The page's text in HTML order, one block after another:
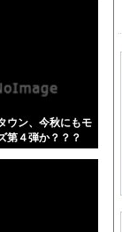
ウン、今秋にもモ
第４弾か？？？